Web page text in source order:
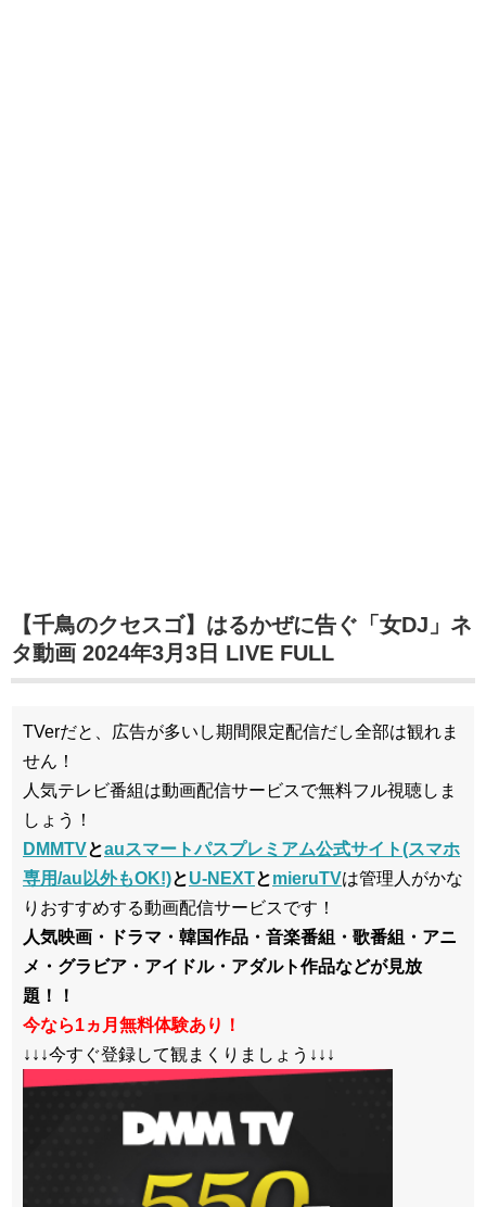
【千鳥のクセスゴ】はるかぜに告ぐ「女DJ」ネ
タ動画 2024年3月3日 LIVE FULL
TVerだと、広告が多いし期間限定配信だし全部は観れま
せん！
人気テレビ番組は動画配信サービスで無料フル視聴しま
しょう！
DMMTVとauスマートパスプレミアム公式サイト(スマホ
専用/au以外もOK!)とU-NEXTとmieruTVは管理人がかな
りおすすめする動画配信サービスです！
人気映画・ドラマ・韓国作品・音楽番組・歌番組・アニ
メ・グラビア・アイドル・アダルト作品などが見放
題！！
今なら1ヵ月無料体験あり！
↓↓↓今すぐ登録して観まくりましょう↓↓↓